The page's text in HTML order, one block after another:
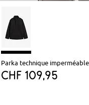
CHF 109,95